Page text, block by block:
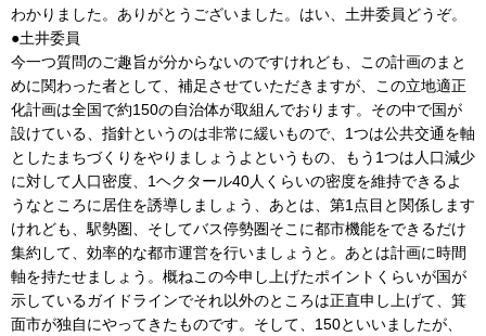
わかりました。ありがとうございました。はい、土井委員どうぞ。
●土井委員
今一つ質問のご趣旨が分からないのですけれども、この計画のまと
めに関わった者として、補足させていただきますが、この立地適正
化計画は全国で約150の自治体が取組んでおります。その中で国が
設けている、指針というのは非常に緩いもので、1つは公共交通を軸
としたまちづくりをやりましょうよというもの、もう1つは人口減少
に対して人口密度、1ヘクタール40人くらいの密度を維持できるよ
うなところに居住を誘導しましょう、あとは、第1点目と関係します
けれども、駅勢圏、そしてバス停勢圏そこに都市機能をできるだけ
集約して、効率的な都市運営を行いましょうと。あとは計画に時間
軸を持たせましょう。概ねこの今申し上げたポイントくらいが国が
示しているガイドラインでそれ以外のところは正直申し上げて、箕
面市が独自にやってきたものです。そして、150といいましたが、